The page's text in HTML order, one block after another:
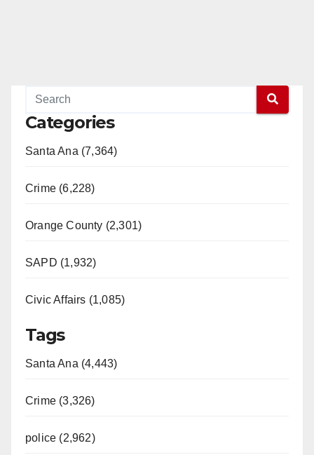
Categories
Santa Ana (7,364)
Crime (6,228)
Orange County (2,301)
SAPD (1,932)
Civic Affairs (1,085)
Tags
Santa Ana (4,443)
Crime (3,326)
police (2,962)